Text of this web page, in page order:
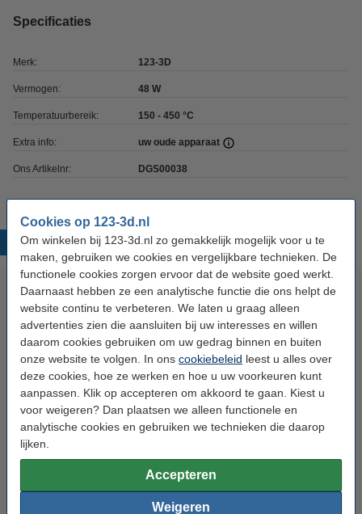
Cookies op 123-3d.nl
Om winkelen bij 123-3d.nl zo gemakkelijk mogelijk voor u te
maken, gebruiken we cookies en vergelijkbare technieken. De
functionele cookies zorgen ervoor dat de website goed werkt.
Daarnaast hebben ze een analytische functie die ons helpt de
website continu te verbeteren. We laten u graag alleen
advertenties zien die aansluiten bij uw interesses en willen
daarom cookies gebruiken om uw gedrag binnen en buiten
onze website te volgen. In ons cookiebeleid leest u alles over
deze cookies, hoe ze werken en hoe u uw voorkeuren kunt
aanpassen. Klik op accepteren om akkoord te gaan. Kiest u
voor weigeren? Dan plaatsen we alleen functionele en
analytische cookies en gebruiken we technieken die daarop
lijken.
Accepteren
Weigeren
Specificaties
Merk: 123-3D
Vermogen: 48 W
Temperatuurbereik: 150 - 450 °C
Extra info: uw oude apparaat
Ons Artikelnr: DGS00038
Populaire producten
Reserve soldeerpunt 25W set
€ 2,00
Derde Hand met Vergrootglas